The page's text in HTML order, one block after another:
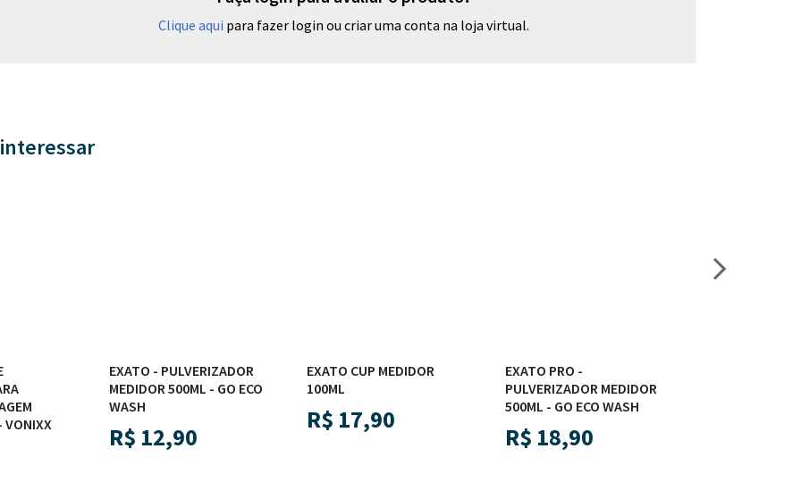
Clique aqui para fazer login ou criar uma conta na loja virtual.
VONIXX
EXATO - PULVERIZADOR
MEDIDOR 500ML - GO ECO
WASH
R$ 12,90
EXATO CUP MEDIDOR
100ML
R$ 17,90
EXATO PRO -
PULVERIZADOR MEDIDOR
500ML - GO ECO WASH
R$ 18,90